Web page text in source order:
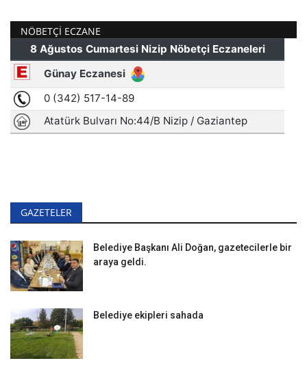
NÖBETÇI ECZANE
GAZETELER
Belediye Başkanı Ali Doğan, gazetecilerle bir
araya geldi.
Belediye ekipleri sahada